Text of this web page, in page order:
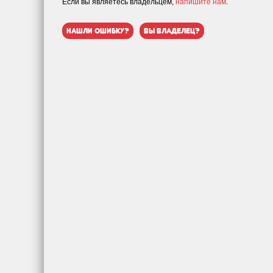
Если вы являетесь владельцем, напишите нам.
нашли ошибку? вы владелец?